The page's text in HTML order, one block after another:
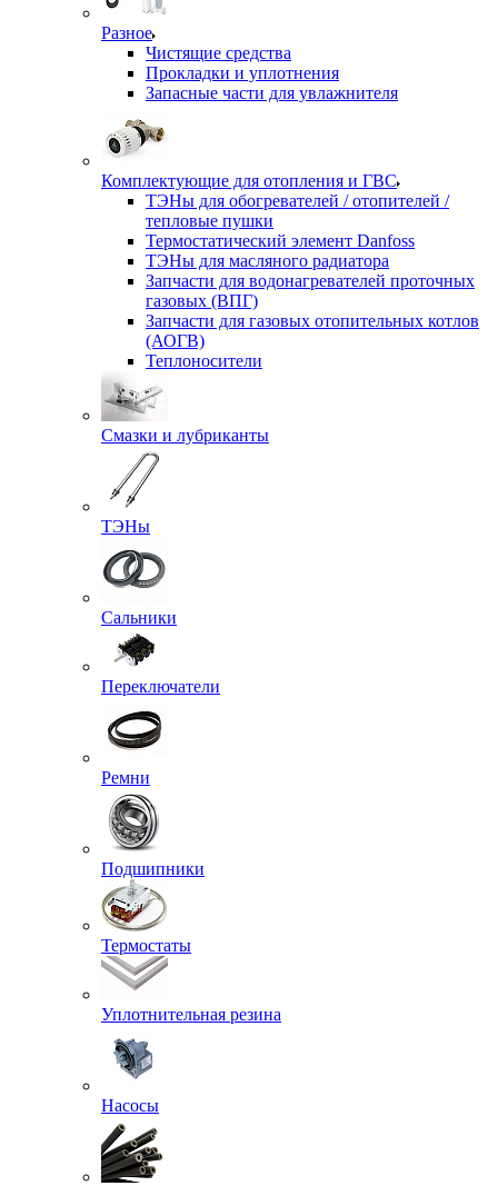
Разное
Чистящие средства
Прокладки и уплотнения
Запасные части для увлажнителя
Комплектующие для отопления и ГВС
ТЭНы для обогревателей / отопителей /
тепловые пушки
Термостатический элемент Danfoss
ТЭНы для масляного радиатора
Запчасти для водонагревателей проточных
газовых (ВПГ)
Запчасти для газовых отопительных котлов
(АОГВ)
Теплоносители
Смазки и лубриканты
ТЭНы
Сальники
Переключатели
Ремни
Подшипники
Термостаты
Уплотнительная резина
Насосы